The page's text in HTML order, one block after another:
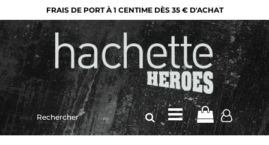
FRAIS DE PORT À 1 CENTIME DÈS 35 € D'ACHAT
Rechercher
sur
le